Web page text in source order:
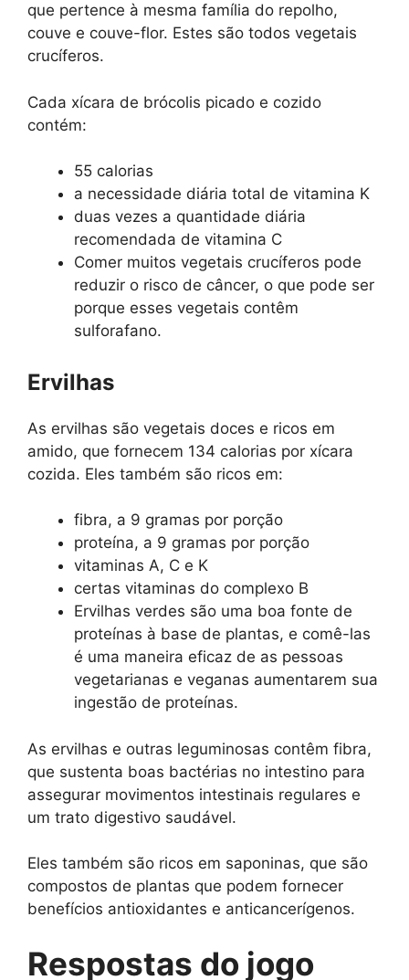
que pertence à mesma família do repolho,
couve e couve-flor. Estes são todos vegetais
crucíferos.
Cada xícara de brócolis picado e cozido
contém:
55 calorias
a necessidade diária total de vitamina K
duas vezes a quantidade diária
recomendada de vitamina C
Comer muitos vegetais crucíferos pode
reduzir o risco de câncer, o que pode ser
porque esses vegetais contêm
sulforafano.
Ervilhas
As ervilhas são vegetais doces e ricos em
amido, que fornecem 134 calorias por xícara
cozida. Eles também são ricos em:
fibra, a 9 gramas por porção
proteína, a 9 gramas por porção
vitaminas A, C e K
certas vitaminas do complexo B
Ervilhas verdes são uma boa fonte de
proteínas à base de plantas, e comê-las
é uma maneira eficaz de as pessoas
vegetarianas e veganas aumentarem sua
ingestão de proteínas.
As ervilhas e outras leguminosas contêm fibra,
que sustenta boas bactérias no intestino para
assegurar movimentos intestinais regulares e
um trato digestivo saudável.
Eles também são ricos em saponinas, que são
compostos de plantas que podem fornecer
benefícios antioxidantes e anticancerígenos.
Respostas do jogo